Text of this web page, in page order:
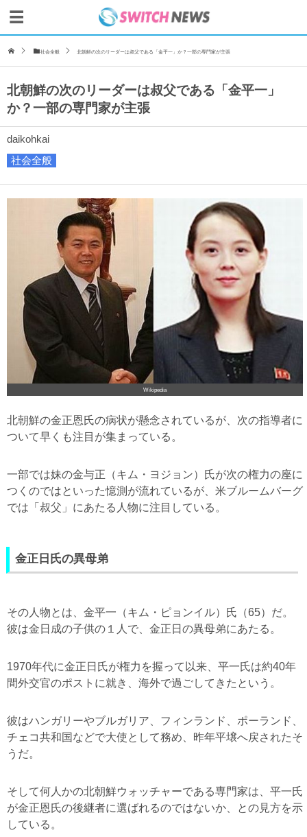
社会全般 北朝鮮の次のリーダーは叔父である「金平一」か？一部の専門家が主張
北朝鮮の次のリーダーは叔父である「金平一」
か？一部の専門家が主張
daikohkai
社会全般
Wikipedia
北朝鮮の金正恩氏の病状が懸念されているが、次の指導者に
ついて早くも注目が集まっている。
一部では妹の金与正（キム・ヨジョン）氏が次の権力の座に
つくのではといった憶測が流れているが、米ブルームバーグ
では「叔父」にあたる人物に注目している。
金正日氏の異母弟
その人物とは、金平一（キム・ピョンイル）氏（65）だ。
彼は金日成の子供の１人で、金正日の異母弟にあたる。
1970年代に金正日氏が権力を握って以来、平一氏は約40年
間外交官のポストに就き、海外で過ごしてきたという。
彼はハンガリーやブルガリア、フィンランド、ポーランド、
チェコ共和国などで大使として務め、昨年平壌へ戻されたそ
うだ。
そして何人かの北朝鮮ウォッチャーである専門家は、平一氏
が金正恩氏の後継者に選ばれるのではないか、との見方を示
している。